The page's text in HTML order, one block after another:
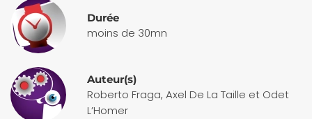
Durée
moins de 30mn
Auteur(s)
Roberto Fraga, Axel De La Taille et Odet
L’Homer